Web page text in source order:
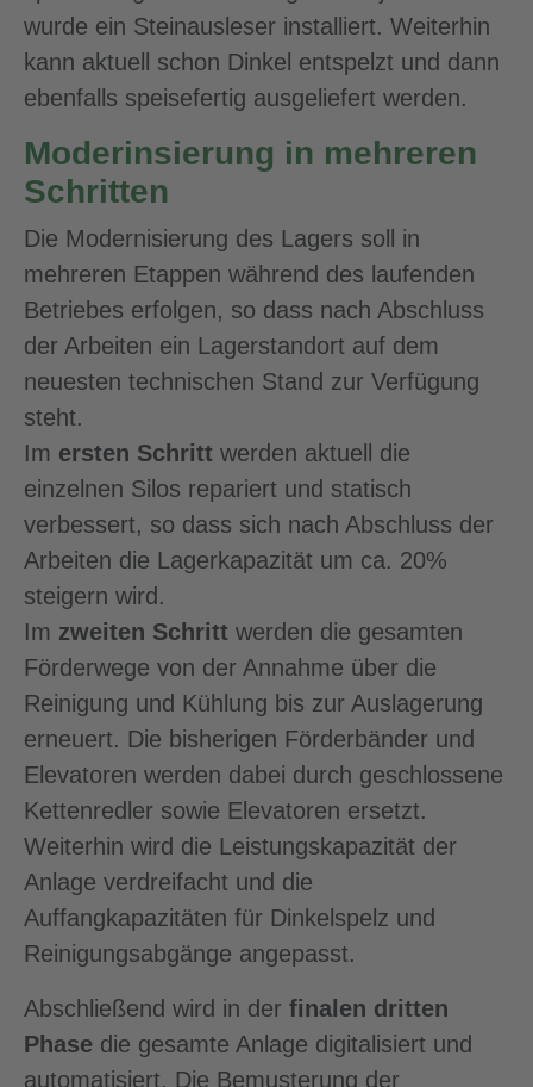
wurde ein Steinausleser installiert. Weiterhin
kann aktuell schon Dinkel entspelzt und dann
ebenfalls speisefertig ausgeliefert werden.
Moderinsierung in mehreren
Schritten
Die Modernisierung des Lagers soll in
mehreren Etappen während des laufenden
Betriebes erfolgen, so dass nach Abschluss
der Arbeiten ein Lagerstandort auf dem
neuesten technischen Stand zur Verfügung
steht.
Im ersten Schritt werden aktuell die
einzelnen Silos repariert und statisch
verbessert, so dass sich nach Abschluss der
Arbeiten die Lagerkapazität um ca. 20%
steigern wird.
Im zweiten Schritt werden die gesamten
Förderwege von der Annahme über die
Reinigung und Kühlung bis zur Auslagerung
erneuert. Die bisherigen Förderbänder und
Elevatoren werden dabei durch geschlossene
Kettenredler sowie Elevatoren ersetzt.
Weiterhin wird die Leistungskapazität der
Anlage verdreifacht und die
Auffangkapazitäten für Dinkelspelz und
Reinigungsabgänge angepasst.
Abschließend wird in der finalen dritten
Phase die gesamte Anlage digitalisiert und
automatisiert. Die Bemusterung der